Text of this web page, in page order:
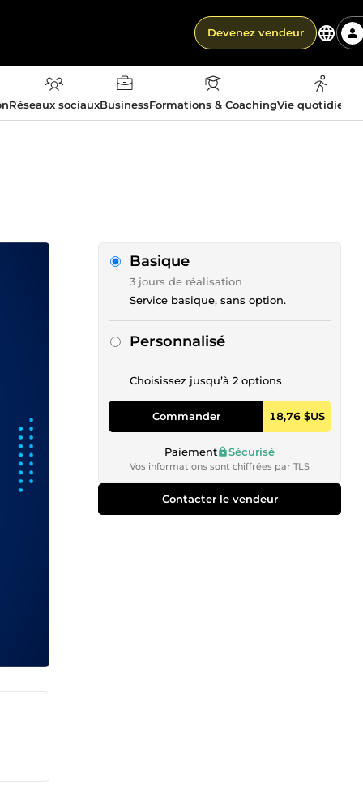
Devenez vendeur
Réseaux sociauxBusinessFormations & CoachingVie
Basique
3 jours de réalisation
Service basique, sans option.
Personnalisé
Choisissez jusqu’à 2 options
Commander 18,76 $US
Paiement Sécurisé
Vos informations sont chiffrées par TLS
Contacter le vendeur